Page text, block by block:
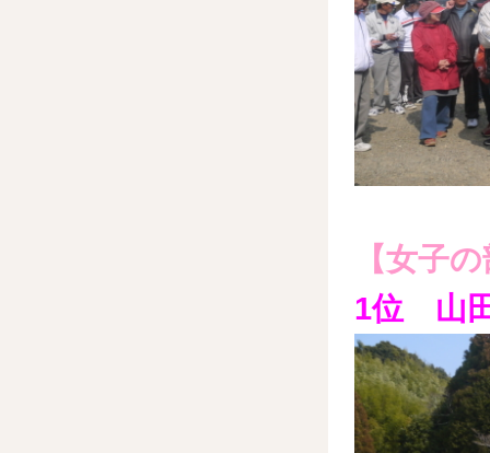
【女子
1位 山